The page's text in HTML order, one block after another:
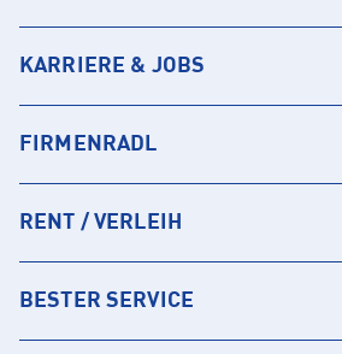
KARRIERE & JOBS
FIRMENRADL
RENT / VERLEIH
BESTER SERVICE